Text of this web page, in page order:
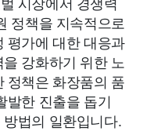
정책을 지속적으로
평가에 대한 대응과
강화하기 위한 노
정책은 화장품의 품
발한 진출을 돕기
법의 일환입니다.